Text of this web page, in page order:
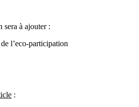
sera à ajouter :
l’eco-participation
: